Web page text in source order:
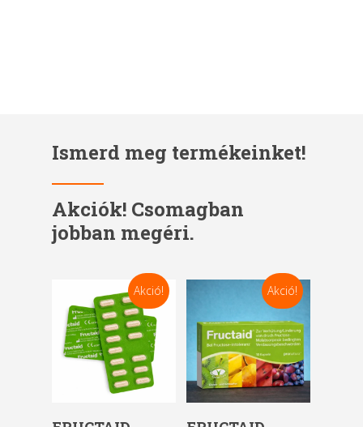
Ismerd meg termékeinket!
Akciók! Csomagban
jobban megéri.
Akció!
Kosárba Teszem
Akció!
Kosárba Teszem